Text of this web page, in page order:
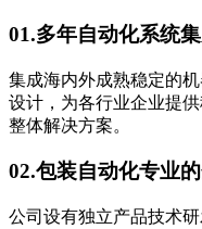
01.多年自动化系统
集成海内外成熟稳定的
设计，为各行业企业提
整体解决方案。
02.包装自动化专业
公司设有独立产品技术